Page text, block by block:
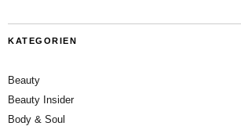
KATEGORIEN
Beauty
Beauty Insider
Body & Soul